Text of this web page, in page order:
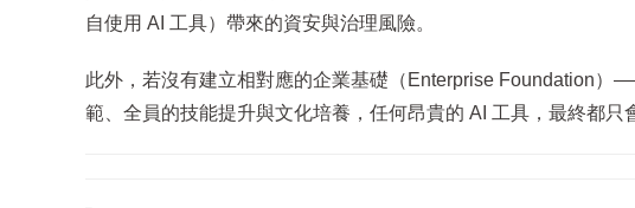
自使用 AI 工具）帶來的資安與治理風險。
此外，若沒有建立相對應的企業基礎（Enterprise Foundation
範、全員的技能提升與文化培養，任何昂貴的 AI 工具，最終都只